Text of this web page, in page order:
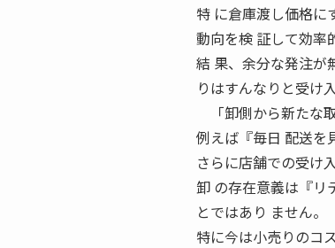
特 に倉庫渡し価格に
動向を検 証して効率
結 果、余分な発注
りはすんなりと受け
「卸側から新たな
例えば『毎日 配送を
さらに店舗での受け
卸 の存在意義は『リ
とではあり ません。
特に今は小売りのコ